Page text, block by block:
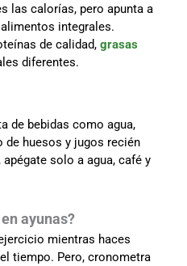
las calorías, pero apunta a
integrales.
de calidad, grasas
diferentes.
de bebidas como agua,
de huesos y jugos recién
solo a agua, café y
ayunas?
mientras haces
tiempo. Pero, cronometra